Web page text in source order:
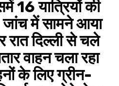
16 यात्रियों की
जांच में सामने आया
रात दिल्ली से चले
वाहन चला रहा
के लिए ग्रीन-